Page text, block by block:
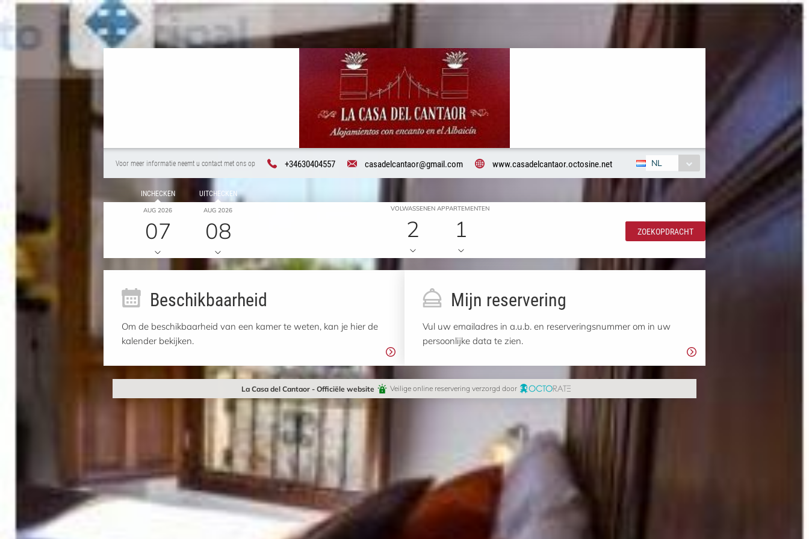
Voor meer informatie neemt u contact met ons op +34630404557 casadelcantaor@gmail.com www.casadelcantaor.octosine.net NL
INCHECKEN
AUG 2026
07
UITCHECKEN
AUG 2026
08
VOLWASSENEN
2
APPARTEMENTEN
1 ZOEKOPDRACHT
Beschikbaarheid
Om de beschikbaarheid van een kamer te weten, kan je hier de
kalender bekijken.
Mijn reservering
Vul uw emailadres in a.u.b. en reserveringsnummer om in uw
persoonlijke data te zien.
La Casa del Cantaor - Officiële website Veilige online reservering verzorgd door